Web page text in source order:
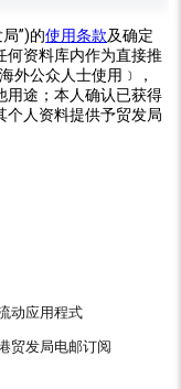
”)的使用条款及确定
何资料库内作为直接推
外公众人士使用﹞，
用途；本人确认已获得
个人资料提供予贸发局
动应用程式
贸发局电邮订阅